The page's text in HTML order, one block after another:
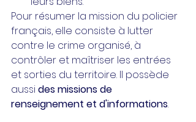
Pour résumer la mission du policier
français, elle consiste à lutter
contre le crime organisé, à
contrôler et maîtriser les entrées
et sorties du territoire. Il possède
aussi des missions de
renseignement et d'informations.